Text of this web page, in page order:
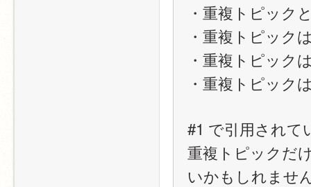
・重複トピック
・重複トピック
・重複トピック
・重複トピック
#1 で引用されて
重複トピックだ
いかもしれませ